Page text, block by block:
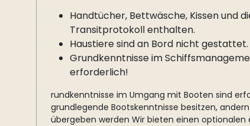
Handtücher, Bettwäsche, Kissen und
Transitprotokoll enthalten.
Haustiere sind an Bord nicht gestattet.
Grundkenntnisse im
erforderlich!
rundkenntnisse im Umgang mit Booten sind
grundlegende Bootskenntnisse besitzen,
übergeben werden Wir bieten einen optionalen